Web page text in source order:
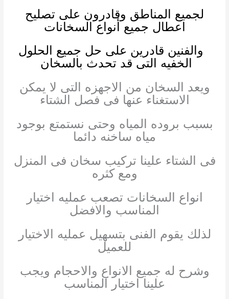
لجميع المناطق وقادرون على تصليح
اعطال جميع أنواع السخانات
والفنين قادرين على حل جميع الحلول
الخفيه التى قد تحدث بالسخان
ويعد السخان من الاجهزه التى لا يمكن
الاستغناء عنها فى فصل الشتاء
بسبب بروده المياه وحتى نستمتع بوجود
مياه ساخنه دائما
فى الشتاء علينا تركيب سخان فى المنزل
ومع كثره
انواع السخانات تصعب عمليه اختيار
المناسب والافضل
لذلك يقوم الفنى بتسهيل عمليه الاختيار
للعميل
وشرح له جميع الانواع والاحجام ويجب
علينا اختيار المناسب